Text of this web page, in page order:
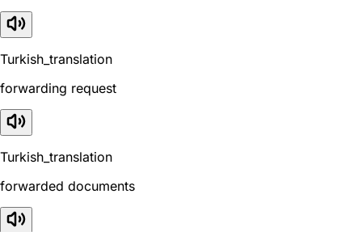
Turkish_translation
forwarding request
Turkish_translation
forwarded documents